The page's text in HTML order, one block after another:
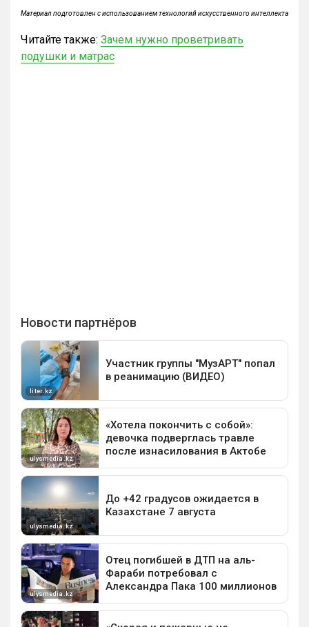
Материал подготовлен с использованием технологий искусственного интеллекта
Читайте также: Зачем нужно проветривать
подушки и матрас